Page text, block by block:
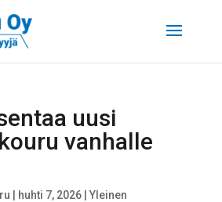
uusi
vanhalle
huhti 7, 2026| Yleinen